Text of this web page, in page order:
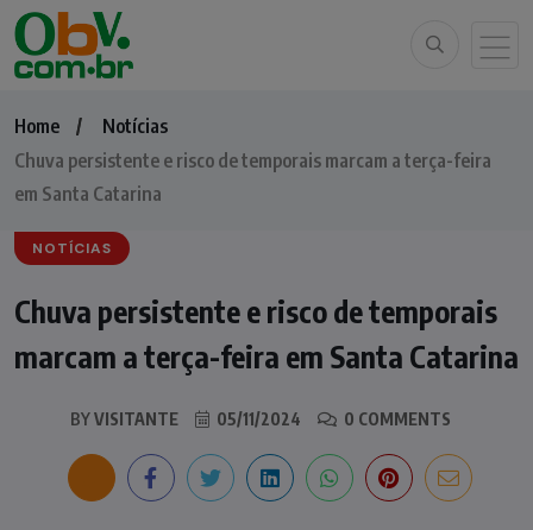
Home
Notícias
Chuva persistente e risco de temporais marcam a terça-feira
em Santa Catarina
NOTÍCIAS
Chuva persistente e risco de temporais
marcam a terça-feira em Santa Catarina
BYVISITANTE 05/11/2024 0 COMMENTS